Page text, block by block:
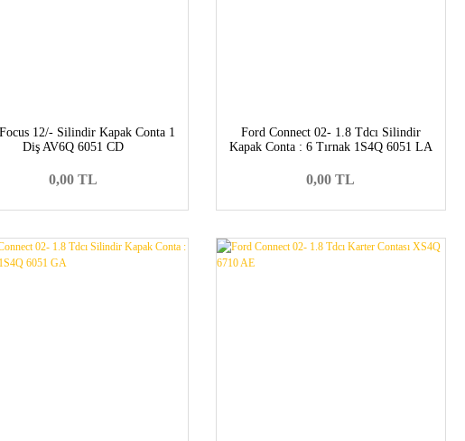
12/- Silindir Kapak Conta 1
Diş AV6Q 6051 CD
0,00 TL
Ford Connect 02- 1.8 Tdcı Silindir
Kapak Conta : 6 Tırnak 1S4Q 6051 LA
0,00 TL